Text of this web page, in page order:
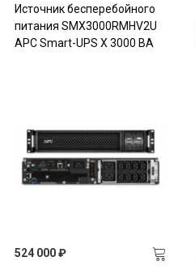
Источник бесперебойного
питания SMX3000RMHV2U
APC Smart-UPS X 3000 ВА
524 000 ₽